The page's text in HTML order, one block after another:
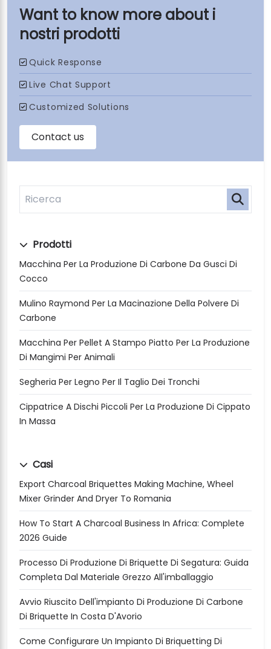
i
nostri prodotti
Prodotti
Macchina Per La Produzione Di Carbone Da Gusci Di
Cocco
Mulino Raymond Per La Macinazione Della Polvere Di
Carbone
Macchina Per Pellet A Stampo Piatto Per La Produzione
Di Mangimi Per Animali
Segheria Per Legno Per Il Taglio Dei Tronchi
Cippatrice A Dischi Piccoli Per La Produzione Di Cippato
In Massa
Casi
Export Charcoal Briquettes Making Machine, Wheel
Mixer Grinder And Dryer To Romania
How To Start A Charcoal Business In Africa: Complete
2026 Guide
Processo Di Produzione Di Briquette Di Segatura: Guida
Completa Dal Materiale Grezzo All'imballaggio
Avvio Riuscito Dell'impianto Di Produzione Di Carbone
Di Briquette In Costa D'Avorio
Come Configurare Un Impianto Di Briquetting Di